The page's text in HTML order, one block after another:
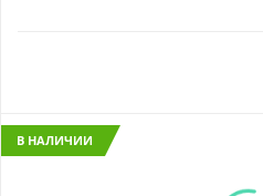
В НАЛИЧИИ